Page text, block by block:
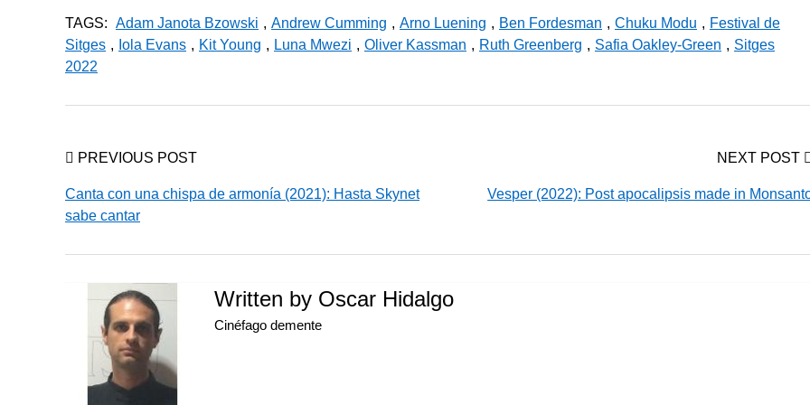
TAGS: Adam Janota Bzowski , Andrew Cumming , Arno Luening , Ben Fordesman , Chuku Modu , Festival de
Sitges , Iola Evans , Kit Young , Luna Mwezi , Oliver Kassman , Ruth Greenberg , Safia Oakley-Green , Sitges
2022
PREVIOUS POST
Canta con una chispa de armonía (2021): Hasta Skynet
sabe cantar
NEXT POST
Vesper (2022): Post apocalipsis made in
Written by Oscar Hidalgo
Cinéfago demente